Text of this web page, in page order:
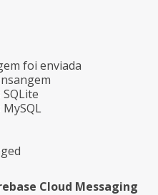
foi enviada
Cloud Messaging